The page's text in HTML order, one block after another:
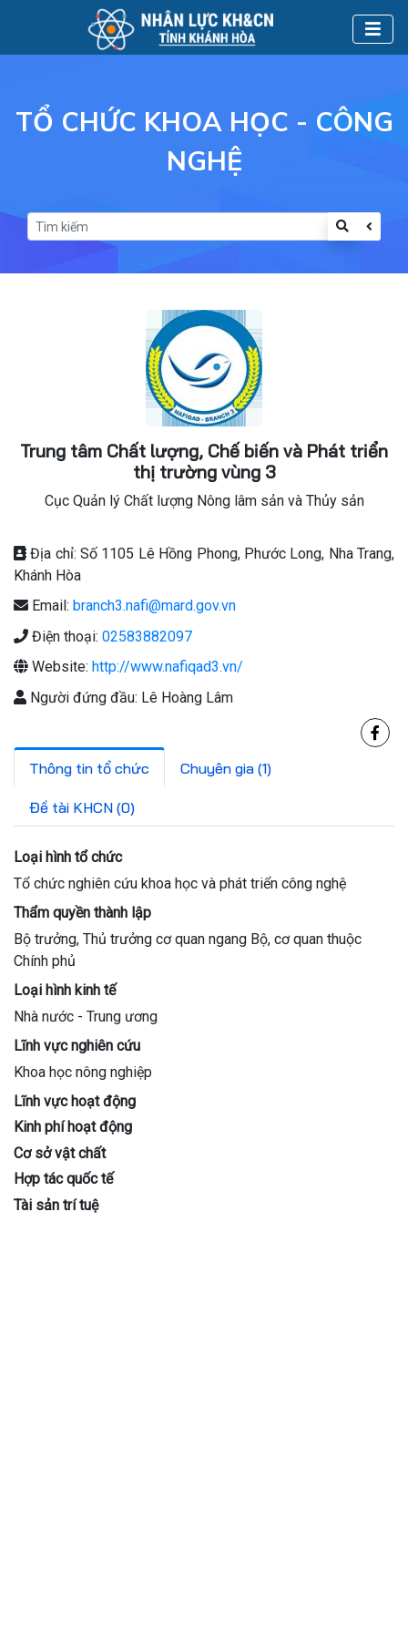
TỔ CHỨC KHOA HỌC - CÔNG
NGHỆ
Trung tâm Chất lượng, Chế biến và Phát triển
thị trường vùng 3
Cục Quản lý Chất lượng Nông lâm sản và Thủy sản
Địa chỉ: Số 1105 Lê Hồng Phong, Phước Long, Nha Trang,
Khánh Hòa
Email: branch3.nafi@mard.gov.vn
Điện thoại: 02583882097
Website: http://www.nafiqad3.vn/
Người đứng đầu: Lê Hoàng Lâm
Thông tin tổ chức Chuyên gia (1)
Đề tài KHCN (0)
Loại hình tổ chức
Tổ chức nghiên cứu khoa học và phát triển công nghệ
Thẩm quyền thành lập
Bộ trưởng, Thủ trưởng cơ quan ngang Bộ, cơ quan thuộc
Chính phủ
Loại hình kinh tế
Nhà nước - Trung ương
Lĩnh vực nghiên cứu
Khoa học nông nghiệp
Lĩnh vực hoạt động
Kinh phí hoạt động
Cơ sở vật chất
Hợp tác quốc tế
Tài sản trí tuệ